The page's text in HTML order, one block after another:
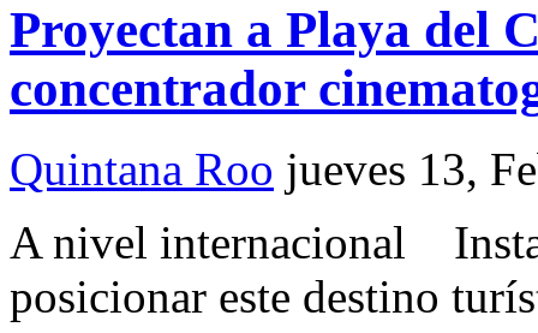
Proyectan a Playa del
concentrador
Quintana Roo jueves 13,
A nivel internacional
posicionar este destino